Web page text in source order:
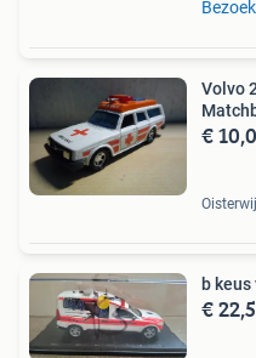
Volvo
€
b
€